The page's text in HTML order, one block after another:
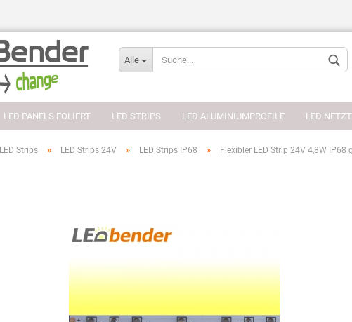
Alle
LED PANELS FOLIERT LED STRIPS LED ALUMINIUMPROFILE LED
LED Strips » LED Strips 24V » LED Strips IP68 » Flexibler LED Strip 24V 4,8W IP68